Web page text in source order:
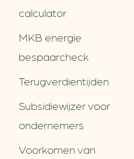
calculator
MKB energie
bespaarcheck
Terugverdien­tijden
Subsidiewijzer voor
ondernemers
Voorkomen van